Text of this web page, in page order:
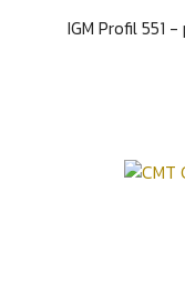
IGM Profil 551